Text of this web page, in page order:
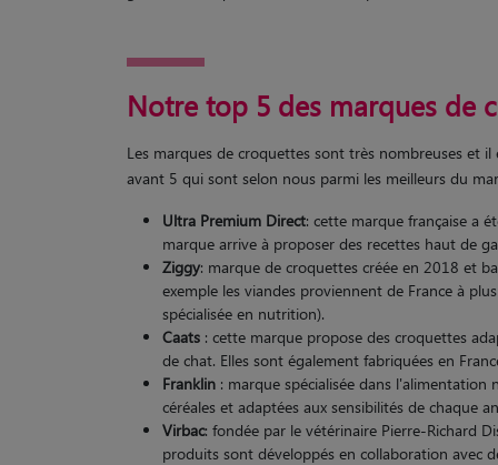
Notre top 5 des marques de
Les marques de croquettes sont très nombreuses et
avant 5 qui sont selon nous parmi les meilleurs du
Ultra Premium Direct: cette marque française a
marque arrive à proposer des recettes haut de
Ziggy: marque de croquettes créée en 2018 et
exemple les viandes proviennent de France à
spécialisée en nutrition).
Caats : cette marque propose des croquettes
de chat. Elles sont également fabriquées en
Franklin : marque spécialisée dans
céréales et adaptées aux sensibilités de chaque
Virbac: fondée par le vétérinaire Pierre-Richard
produits sont développés en collaboration avec